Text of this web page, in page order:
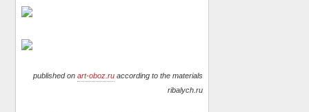
published on art-oboz.ruaccording to the materials
ribalych.ru